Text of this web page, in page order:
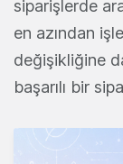
siparişlerde
en azından
değişikliğine
başarılı bir